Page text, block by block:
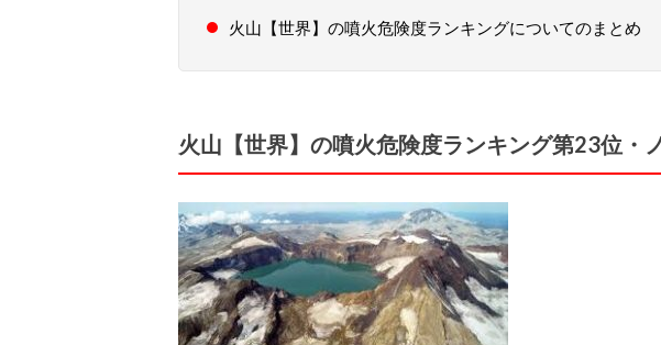
火山【世界】の噴火危険度ランキングについてのまとめ
火山【世界】の噴火危険度ランキング第23位・